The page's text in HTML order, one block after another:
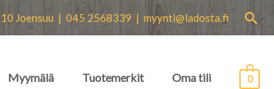
Joensuu | 045 2568339 | myynti@ladosta.fi Hae
Myymälä Tuotemerkit Oma tili 0